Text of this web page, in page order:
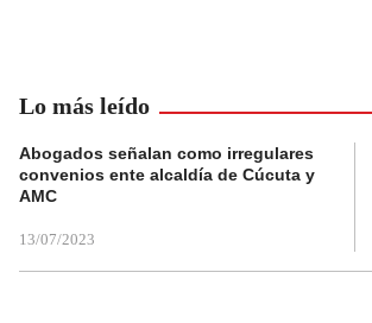
Lo más leído
Abogados señalan como irregulares
convenios ente alcaldía de Cúcuta y
AMC
13/07/2023